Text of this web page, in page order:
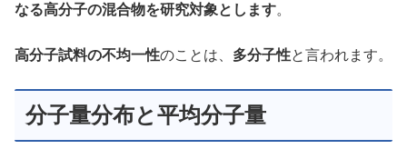
なる高分子の混合物を研究対象とします。
高分子試料の不均一性のことは、 多分子性と言われます。
分子量分布と平均分子量